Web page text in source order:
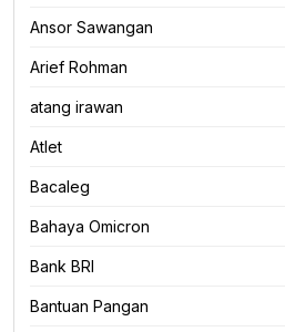
Ansor Sawangan
Arief Rohman
atang irawan
Atlet
Bacaleg
Bahaya Omicron
Bank BRI
Bantuan Pangan